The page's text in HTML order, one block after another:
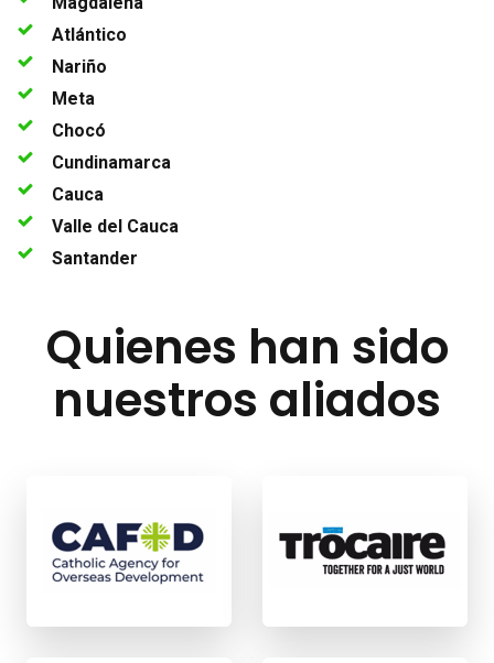
Atlántico
Nariño
Meta
Chocó
Cundinamarca
Cauca
Valle del Cauca
Santander
Quienes han sido
nuestros aliados